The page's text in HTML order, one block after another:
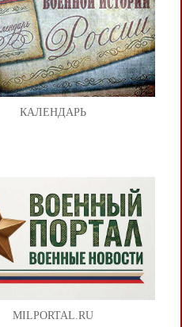
КАЛЕНДАРЬ
MILPORTAL.RU